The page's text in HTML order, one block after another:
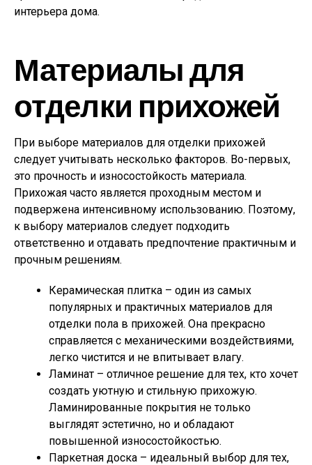
интерьера дома.
Материалы для
отделки прихожей
При выборе материалов для отделки прихожей
следует учитывать несколько факторов. Во-первых,
это прочность и износостойкость материала.
Прихожая часто является проходным местом и
подвержена интенсивному использованию. Поэтому,
к выбору материалов следует подходить
ответственно и отдавать предпочтение практичным и
прочным решениям.
Керамическая плитка – один из самых
популярных и практичных материалов для
отделки пола в прихожей. Она прекрасно
справляется с механическими воздействиями,
легко чистится и не впитывает влагу.
Ламинат – отличное решение для тех, кто хочет
создать уютную и стильную прихожую.
Ламинированные покрытия не только
выглядят эстетично, но и обладают
повышенной износостойкостью.
Паркетная доска – идеальный выбор для тех,